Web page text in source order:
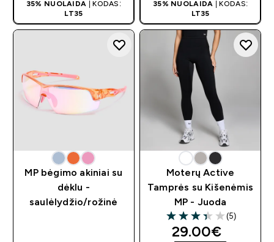
35% NUOLAIDA | KODAS:
LT35
35% NUOLAIDA | KODAS:
LT35
MP bėgimo akiniai su
dėklu -
saulėlydžio/rožinė
Moterų Active
Tamprės su Kišenėmis
MP - Juoda
3.4 out of 5 stars
(5)
discounted
29.00€‎